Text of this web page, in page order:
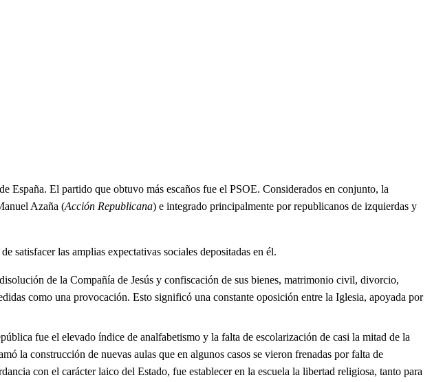
España. El partido que obtuvo más escaños fue el PSOE. Considerados en conjunto, la
Azaña (Acción Republicana) e integrado principalmente por republicanos de izquierdas y
satisfacer las amplias expectativas sociales depositadas en él.
de la Compañía de Jesús y confiscación de sus bienes, matrimonio civil, divorcio,
como una provocación. Esto significó una constante oposición entre la Iglesia, apoyada por
fue el elevado índice de analfabetismo y la falta de escolarización de casi la mitad de la
la construcción de nuevas aulas que en algunos casos se vieron frenadas por falta de
con el carácter laico del Estado, fue establecer en la escuela la libertad religiosa, tanto para